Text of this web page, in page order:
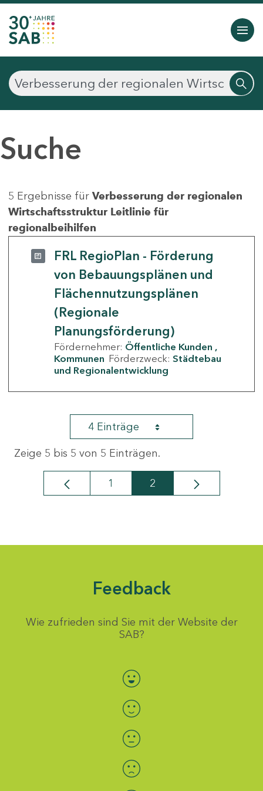
Suche
5 Ergebnisse für Verbesserung der regionalen
Wirtschaftsstruktur Leitlinie für
regionalbeihilfen
FRL RegioPlan - Förderung
von Bebauungsplänen und
Flächennutzungsplänen
(Regionale
Planungsförderung)
Fördernehmer: Öffentliche Kunden
Kommunen Förderzweck: Städtebau
und Regionalentwicklung
4 Einträge
Zeige 5 bis 5 von 5 Einträgen.
Seite
1 Seite
2
Feedback
Wie zufrieden sind Sie mit der Website der
SAB?
Bewertung auswählen